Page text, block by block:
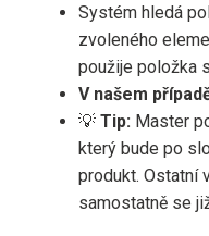
Systém hledá
zvoleného
použije položka s
V našem
💡 Tip: Master
který bude po
produkt. Ostatní
samostatně se